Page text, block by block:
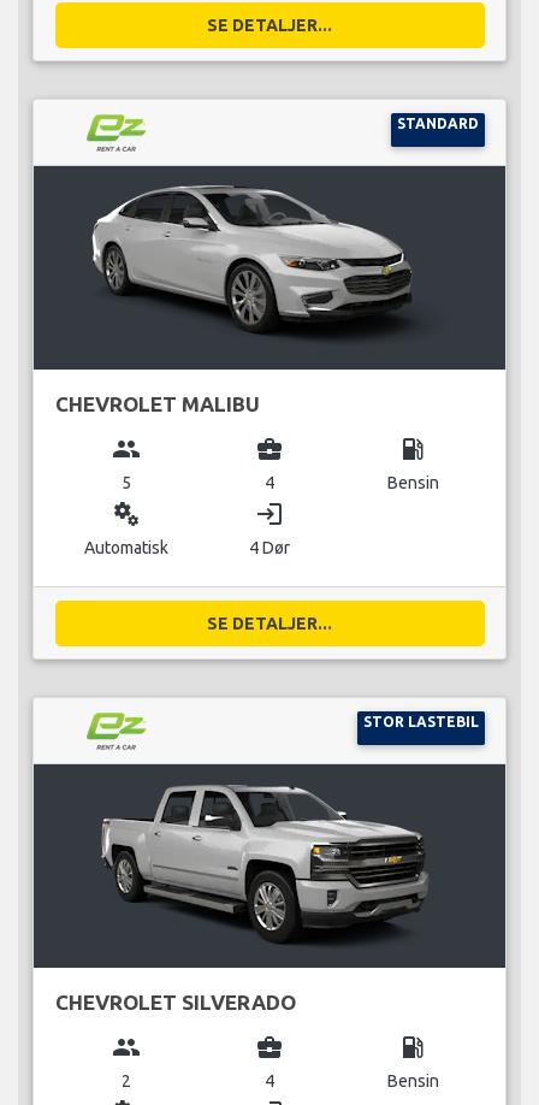
SE DETALJER...
STANDARD
CHEVROLET MALIBU
group
5
business_center
4
local_gas_station
Bensin
miscellaneous_services
Automatisk
login
4 Dør
SE DETALJER...
STOR LASTEBIL
CHEVROLET SILVERADO
group
2
business_center
4
local_gas_station
Bensin